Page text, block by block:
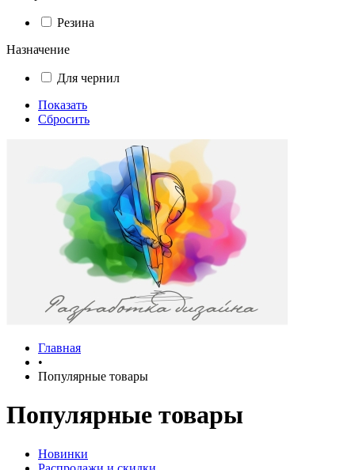
Резина
Назначение
Для чернил
Показать
Сбросить
Главная
•
Популярные товары
Популярные товары
Новинки